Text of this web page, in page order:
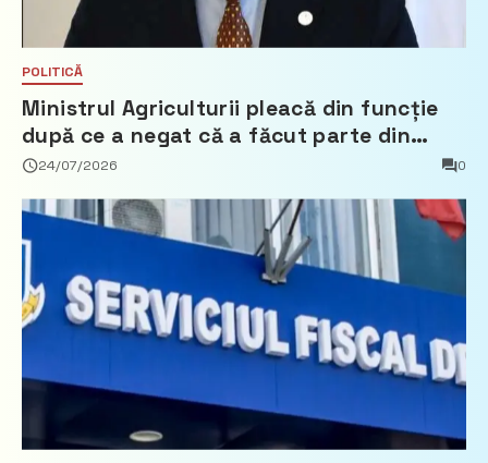
POLITICĂ
Ministrul Agriculturii pleacă din funcție
după ce a negat că a făcut parte din
Partidul Democrat
24/07/2026 0